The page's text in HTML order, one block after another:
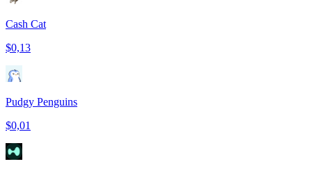
Cash Cat
$0,13
Pudgy Penguins
$0,01